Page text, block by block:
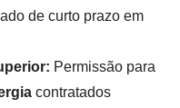
de curto prazo em
Permissão para
contratados